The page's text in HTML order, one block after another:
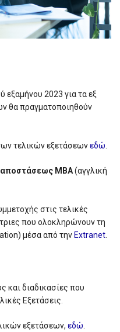
εξαμήνου 2023 για τα εξ
θα πραγματοποιηθούν
τελικών εξετάσεωνεδώ
αποστάσεως ΜΒΑ(αγγλική
στις τελικές
που ολοκληρώνουν τη
μέσα από την Extranet
και διαδικασίες που
Εξετάσεις.
εξετάσεων,εδώ